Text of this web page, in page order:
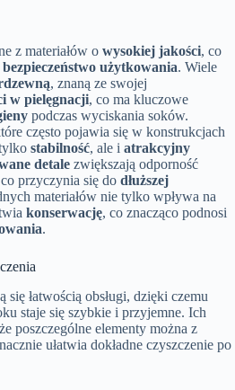
z materiałów o wysokiej jakości, co
bezpieczeństwo użytkowania. Wiele
, znaną ze swojej
w pielęgnacji, co ma kluczowe
podczas wyciskania soków.
często pojawia się w konstrukcjach
stabilność, ale i atrakcyjny
detale zwiększają odporność
przyczynia się do dłuższej
materiałów nie tylko wpływa na
konserwację, co znacząco podnosi
.
się łatwością obsługi, dzięki czemu
staje się szybkie i przyjemne. Ich
poszczególne elementy można z
ułatwia dokładne czyszczenie po